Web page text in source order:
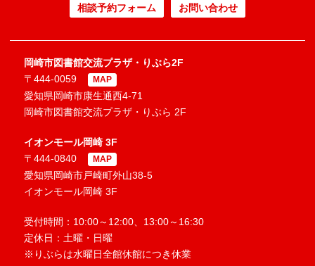
相談予約フォーム お問い合わせ
岡崎市図書館交流プラザ・りぶら2F
〒444-0059
MAP
愛知県岡崎市康生通西4-71
岡崎市図書館交流プラザ・りぶら 2F
イオンモール岡崎 3F
〒444-0840
MAP
愛知県岡崎市戸崎町外山38-5
イオンモール岡崎 3F
受付時間：10:00～12:00、13:00～16:30
定休日：土曜・日曜
※りぶらは水曜日全館休館につき休業